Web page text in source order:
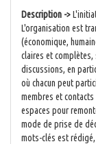
Description ->
L'organisation est
(économique,
claires et
discussions, en
où chacun peut
membres et
espaces pour
mode de prise de
mots-clés est